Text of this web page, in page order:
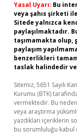
Yasal Uyarı: Bu
veya şahıs şirketi
Sitede yalnızca
paylaşılmaktadır.
taşımamakta olup,
paylaşım
benzerlikleri
taslak halindedir
Sitemiz, 5651 Sayılı
Kurumu (BTK)
vermektedir. Bu
veya araştırma
yazdıkları içeriklerin
bu sorumluluğu kabul